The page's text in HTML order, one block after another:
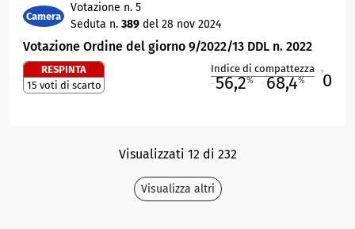
Camera
Votazione n. 5
Seduta n. 389 del 28 nov 2024
Votazione Ordine del giorno 9/2022/13 DDL n. 2022
RESPINTA
15 voti di scarto
Indice di compattezza
56,2% 68,4% 0
Visualizzati 12 di 232
Visualizza altri